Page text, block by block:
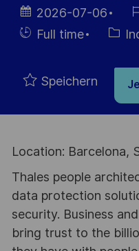
Datum der
Veröffentlichung
2026-07-06
ID
Einstellunngstyp
Full time
Speichern
Location: Barcelona,
Thales people
data protection
security. Business
bring trust to the